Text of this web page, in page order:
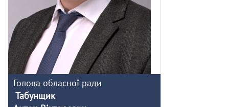
Голова обласної ради
Табунщик